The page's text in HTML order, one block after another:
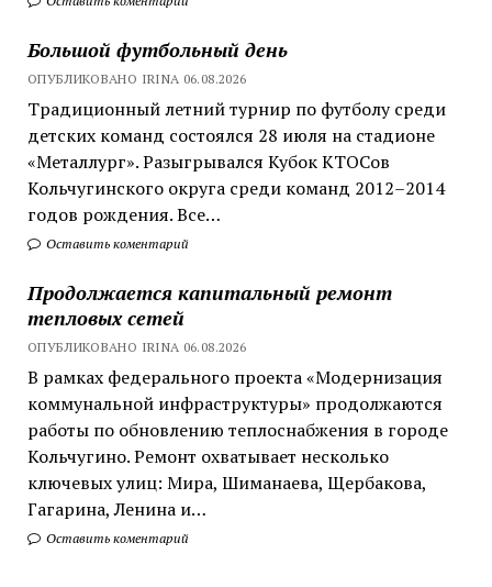
Большой футбольный день
ОПУБЛИКОВАНО IRINA 06.08.2026
Традиционный летний турнир по футболу среди
детских команд состоялся 28 июля на стадионе
«Металлург». Разыгрывался Кубок КТОСов
Кольчугинского округа среди команд 2012–2014
годов рождения. Все…
Оставить коментарий
Продолжается капитальный ремонт
тепловых сетей
ОПУБЛИКОВАНО IRINA 06.08.2026
В рамках федерального проекта «Модернизация
коммунальной инфраструктуры» продолжаются
работы по обновлению теплоснабжения в городе
Кольчугино. Ремонт охватывает несколько
ключевых улиц: Мира, Шиманаева, Щербакова,
Гагарина, Ленина и…
Оставить коментарий